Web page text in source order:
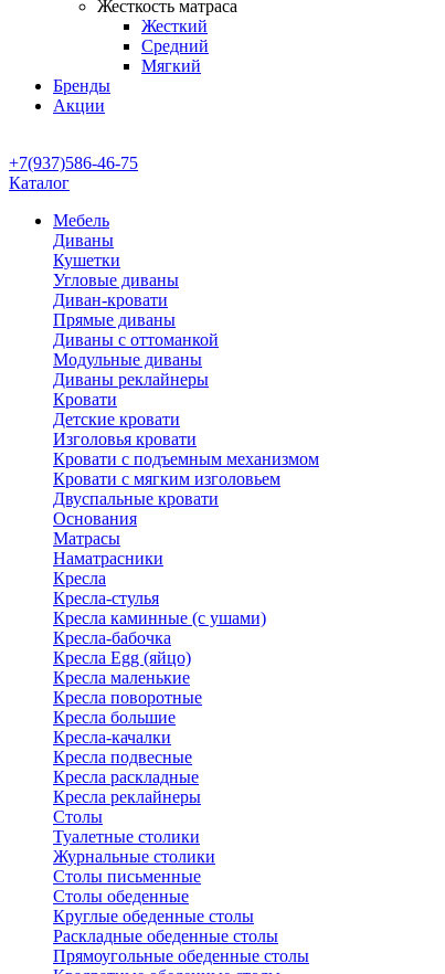
Жесткость матраса
Жесткий
Средний
Мягкий
Бренды
Акции
+7(937)586-46-75
Каталог
Мебель
Диваны
Кушетки
Угловые диваны
Диван-кровати
Прямые диваны
Диваны с оттоманкой
Модульные диваны
Диваны реклайнеры
Кровати
Детские кровати
Изголовья кровати
Кровати с подъемным механизмом
Кровати с мягким изголовьем
Двуспальные кровати
Основания
Матрасы
Наматрасники
Кресла
Кресла-стулья
Кресла каминные (с ушами)
Кресла-бабочка
Кресла Egg (яйцо)
Кресла маленькие
Кресла поворотные
Кресла большие
Кресла-качалки
Кресла подвесные
Кресла раскладные
Кресла реклайнеры
Столы
Туалетные столики
Журнальные столики
Столы письменные
Столы обеденные
Круглые обеденные столы
Раскладные обеденные столы
Прямоугольные обеденные столы